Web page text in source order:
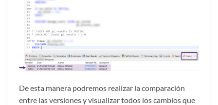
De esta manera podremos realizar la comparación
entre las versiones y visualizar todos los cambios que